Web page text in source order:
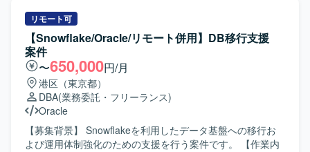
リモート可
【Snowflake/Oracle/リモート併用】DB移行支援
案件
〜650,000円/月
港区（東京都）
DBA(業務委託・フリーランス)
Oracle
【募集背景】 Snowflakeを利用したデータ基盤への移行お
よび運用体制強化のための支援を行う案件です。 【作業内